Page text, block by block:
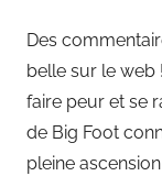
Des
belle sur le web
faire peur et se
de Big Foot
pleine